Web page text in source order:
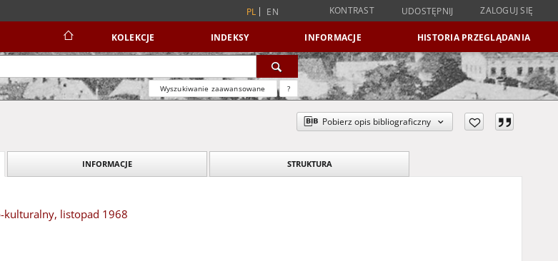
PL EN KONTRAST UDOSTĘPNIJ ZALOGUJ SIĘ
KOLEKCJE INDEKSY INFORMACJE HISTORIA PRZEGLĄDANIA
Wyszukiwanie zaawansowane ?
Pobierz opis bibliograficzny
INFORMACJE STRUKTURA
kulturalny, listopad 1968